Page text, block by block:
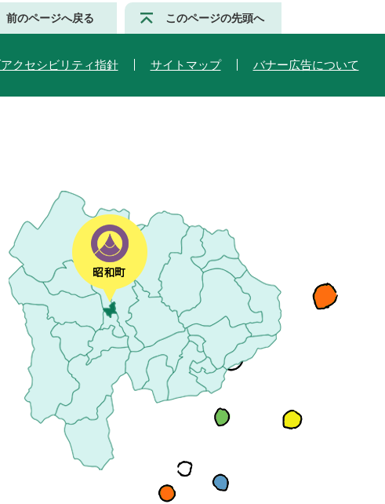
前のページへ戻る このページの先頭へ
クセシビリティ指針 サイトマップ バナー広告について